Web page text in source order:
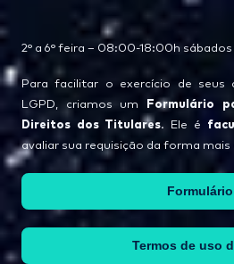
2° a 6° feira – 08:00-18:00h
Para facilitar o exercício de seus
LGPD, criamos um Formulário
Direitos dos Titulares. Ele é
avaliar sua requisição da forma mais
Formulário
Termos de uso